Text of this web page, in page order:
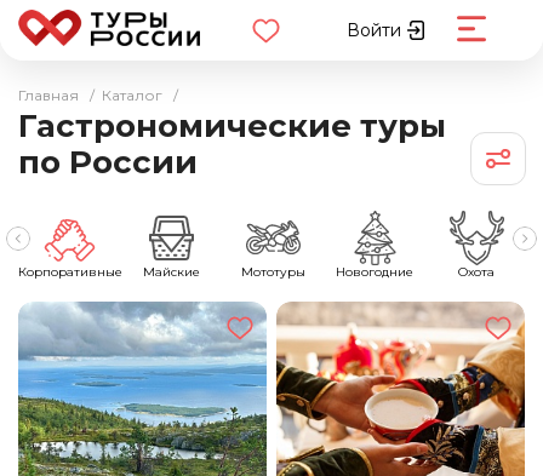
Войти
Главная / Каталог /
Гастрономические туры
по России
Корпоративные Майские Мототуры Новогодние Охота